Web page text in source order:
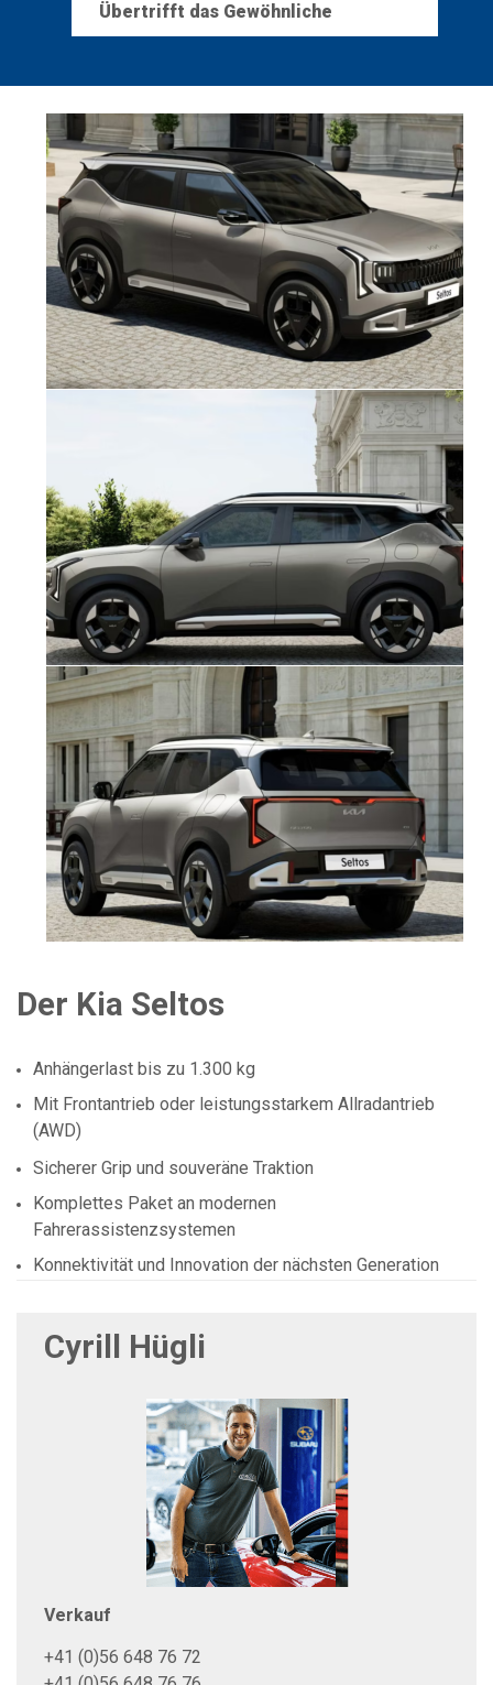
Übertrifft das Gewöhnliche
Der Kia Seltos
Anhängerlast bis zu 1.300 kg
Mit Frontantrieb oder leistungsstarkem Allradantrieb
(AWD)
Sicherer Grip und souveräne Traktion
Komplettes Paket an modernen
Fahrerassistenzsystemen
Konnektivität und Innovation der nächsten Generation
Cyrill Hügli
Verkauf
+41 (0)56 648 76 72